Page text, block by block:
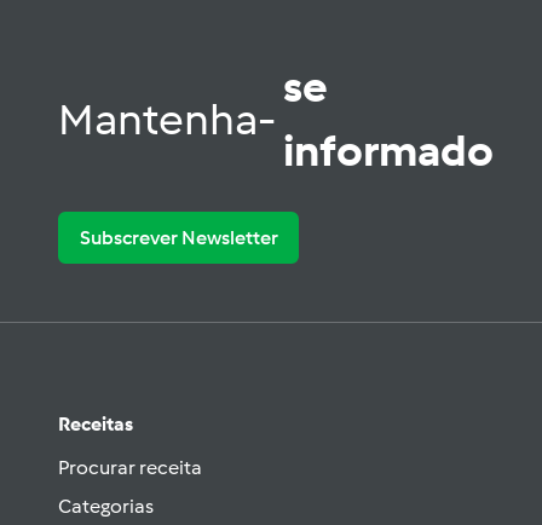
Mantenha-
se
informado
Subscrever Newsletter
Receitas
Procurar receita
Categorias